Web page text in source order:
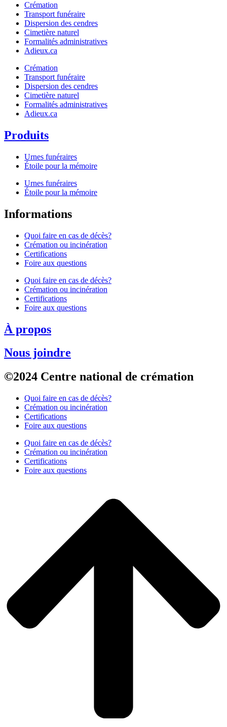
Crémation
Transport funéraire
Dispersion des cendres
Cimetière naturel
Formalités administratives
Adieux.ca
Crémation
Transport funéraire
Dispersion des cendres
Cimetière naturel
Formalités administratives
Adieux.ca
Produits
Urnes funéraires
Étoile pour la mémoire
Urnes funéraires
Étoile pour la mémoire
Informations
Quoi faire en cas de décès?
Crémation ou incinération
Certifications
Foire aux questions
Quoi faire en cas de décès?
Crémation ou incinération
Certifications
Foire aux questions
À propos
Nous joindre
©2024 Centre national de crémation
Quoi faire en cas de décès?
Crémation ou incinération
Certifications
Foire aux questions
Quoi faire en cas de décès?
Crémation ou incinération
Certifications
Foire aux questions